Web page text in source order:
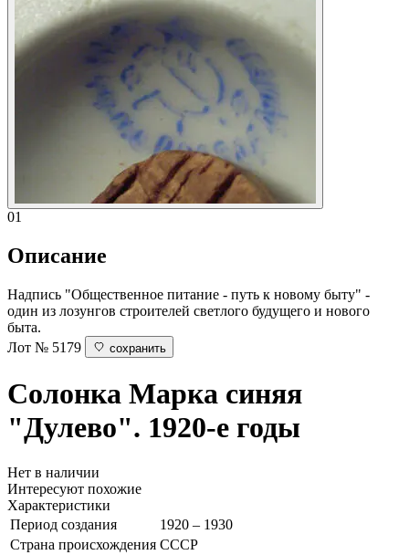
01
Описание
Надпись "Общественное питание - путь к новому быту" -
один из лозунгов строителей светлого будущего и нового
быта.
Лот № 5179
сохранить
Солонка Марка синяя
"Дулево". 1920-е годы
Нет в наличии
Интересуют похожие
Характеристики
Период создания
1920 – 1930
Страна происхождения СССР